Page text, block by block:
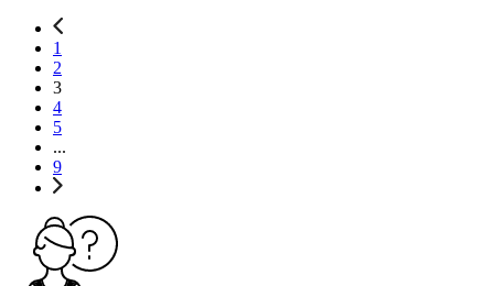
1
2
3
4
5
...
9